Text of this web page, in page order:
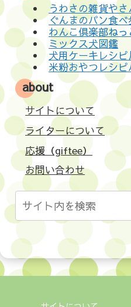
うわさの雑貨やさ
ぐんまのパン食
わんこ倶楽部ねっ
ミックス犬図鑑
犬用ケーキレシピ
米粉おやつレシ
about
サイトについて
ライターについて
応援（giftee）
お問い合わせ